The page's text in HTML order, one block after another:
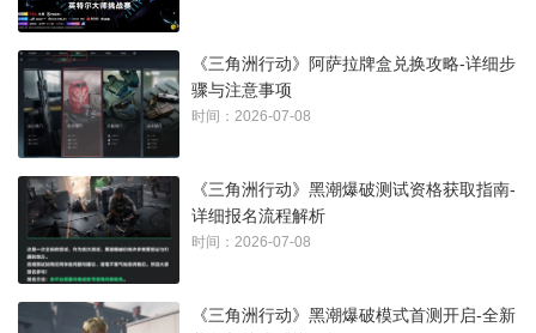
这确实很反差，520这个节点，各大游戏厂商都在忙着出情侣皮
肤、推双人活动，三角洲却选择让你在战场上停下来，听一个
军医对家人说几句话。阿萨拉小兵在战场上卖命冲锋，转头他
自己的心上人在等他回去，也有干员会在夜深人静时写下对妈
妈的思念随着越来越多的彩蛋被发掘出来，玩家们直呼泪目。
《三角洲行动》阿萨拉牌盒兑换攻略-详细步
骤与注意事项
时间：2026-07-08
《三角洲行动》黑潮爆破测试资格获取指南-
详细报名流程解析
时间：2026-07-08
《三角洲行动》黑潮爆破模式首测开启-全新